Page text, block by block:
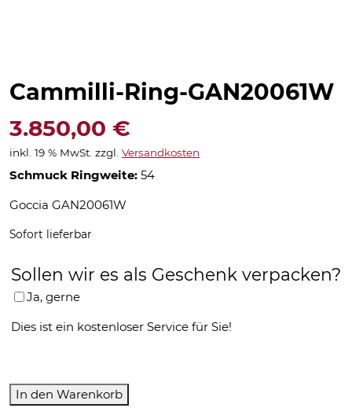
Cammilli-Ring-GAN20061W
3.850,00 €
inkl. 19 % MwSt. zzgl. Versandkosten
Schmuck Ringweite: 54
Goccia GAN20061W
Sofort lieferbar
Sollen wir es als Geschenk verpacken?
Ja, gerne
Dies ist ein kostenloser Service für Sie!
Cammilli-
Ring-
In den Warenkorb